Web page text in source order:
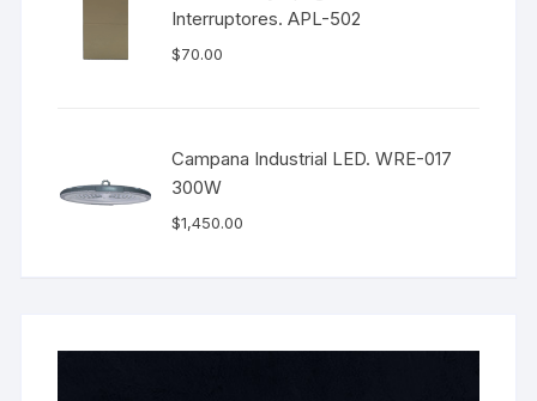
Interruptores. APL-502
$70.00
Campana Industrial LED. WRE-017
300W
$1,450.00